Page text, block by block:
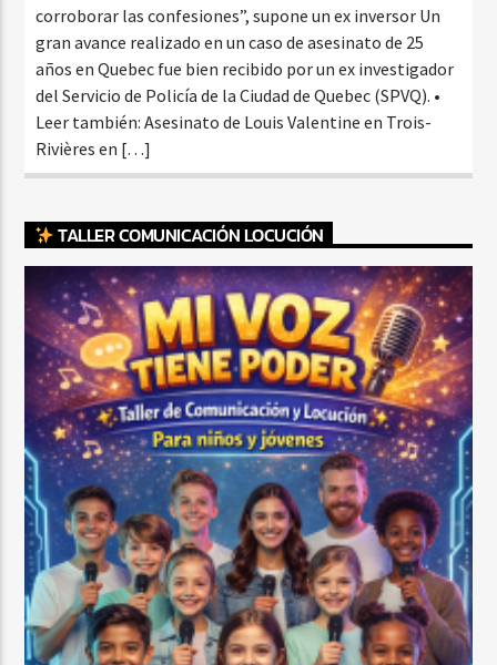
corroborar las confesiones”, supone un ex inversor Un
gran avance realizado en un caso de asesinato de 25
años en Quebec fue bien recibido por un ex investigador
del Servicio de Policía de la Ciudad de Quebec (SPVQ). •
Leer también: Asesinato de Louis Valentine en Trois-
Rivières en […]
TALLER COMUNICACIÓN LOCUCIÓN